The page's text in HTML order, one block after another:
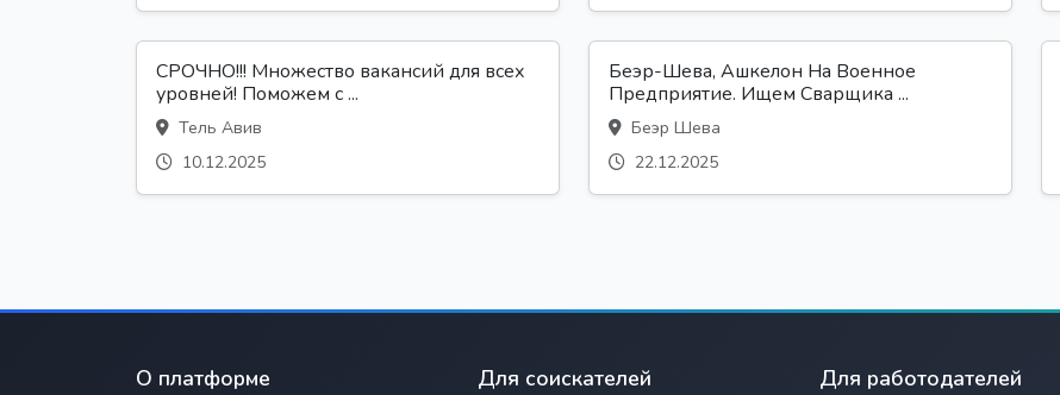
СРОЧНО!!! Множество вакансий для всех
уровней! Поможем с ...
Тель Авив
10.12.2025
Беэр-Шева, Ашкелон На Военное
Предприятие. Ищем Сварщика ...
Беэр Шева
22.12.2025
О платформе Для соискателей Для работодателей